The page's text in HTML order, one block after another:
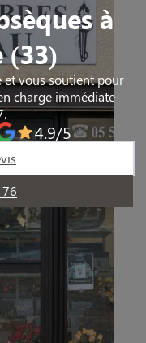
à
(33)
et vous soutient pour
charge immédiate
4.9/5